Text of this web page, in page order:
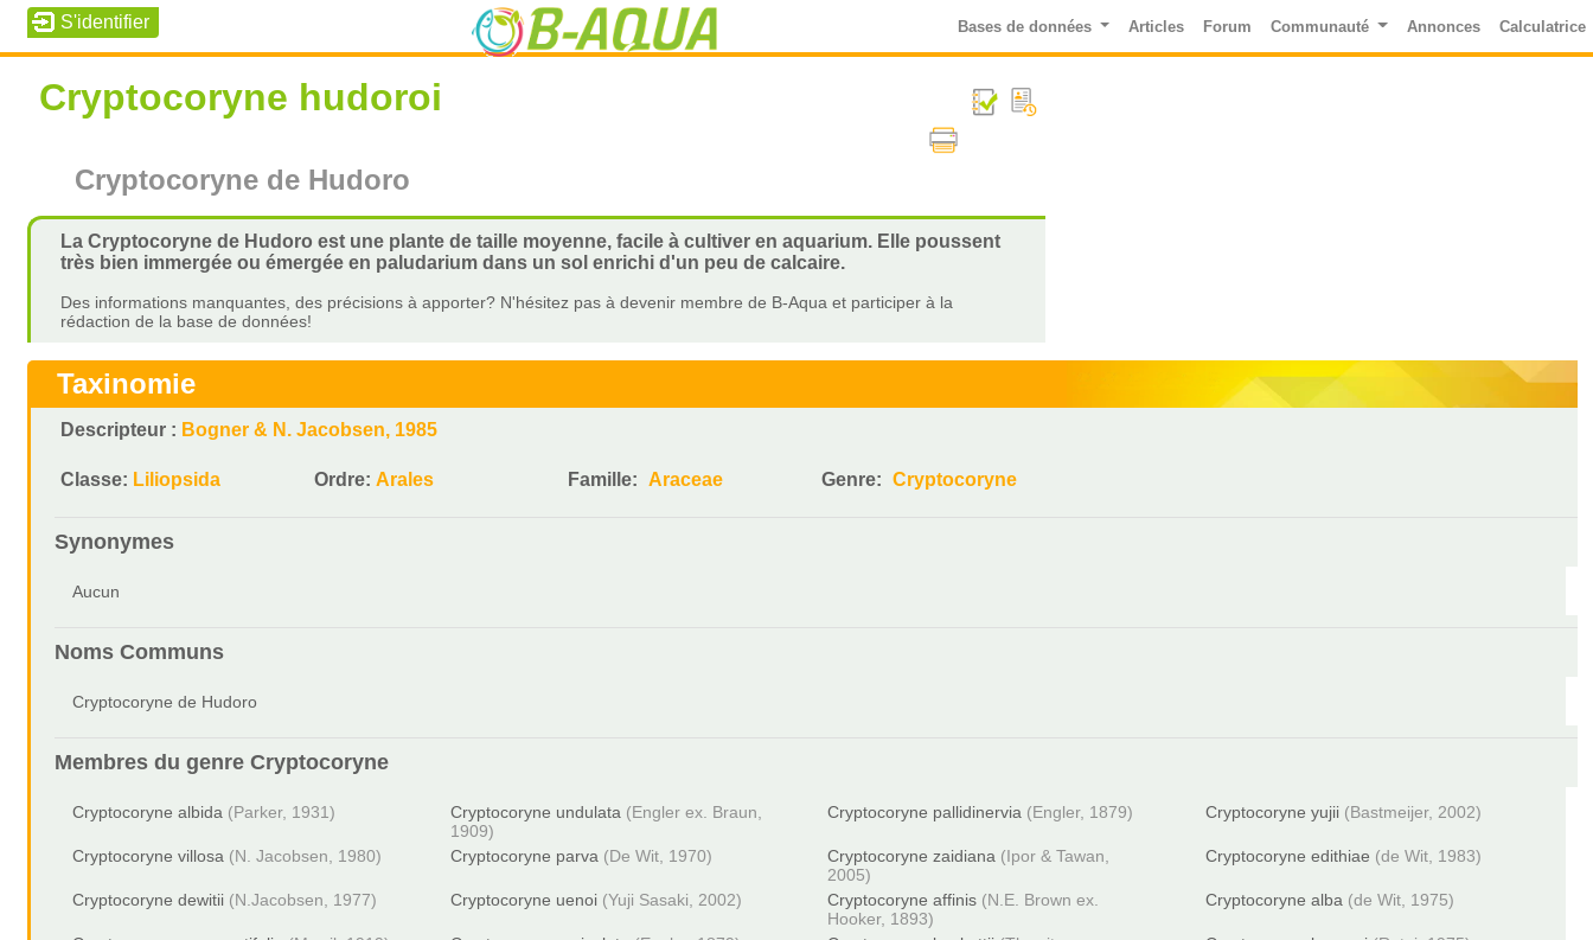
Bases de données Articles Forum Communauté Annonces Calculatrice
Cryptocoryne hudoroi
Cryptocoryne de Hudoro
La Cryptocoryne de Hudoro est une plante de taille moyenne, facile à cultiver en aquarium. Elle poussent
très bien immergée ou émergée en paludarium dans un sol enrichi d'un peu de calcaire.
Des informations manquantes, des précisions à apporter? N'hésitez pas à devenir membre de B-Aqua et participer à la
rédaction de la base de données!
Taxinomie
Descripteur : Bogner & N. Jacobsen, 1985
Classe: Liliopsida Ordre:Arales Famille: Araceae Genre: Cryptocoryne
Synonymes
Aucun
Noms Communs
Cryptocoryne de Hudoro
Membres du genreCryptocoryne
Cryptocoryne albida (Parker, 1931) Cryptocoryne undulata (Engler ex. Braun,
1909)
Cryptocoryne pallidinervia (Engler, 1879) Cryptocoryne yujii (Bastmeijer, 2002)
Cryptocoryne villosa (N. Jacobsen, 1980) Cryptocoryne parva (De Wit, 1970) Cryptocoryne zaidiana (Ipor & Tawan,
2005)
Cryptocoryne edithiae (de Wit, 1983)
Cryptocoryne dewitii (N.Jacobsen, 1977) Cryptocoryne uenoi (Yuji Sasaki, 2002) Cryptocoryne affinis (N.E. Brown ex.
Hooker, 1893)
Cryptocoryne alba (de Wit, 1975)